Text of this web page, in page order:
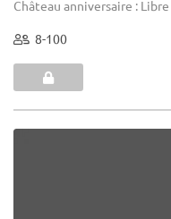
Château anniversaire :
8-100